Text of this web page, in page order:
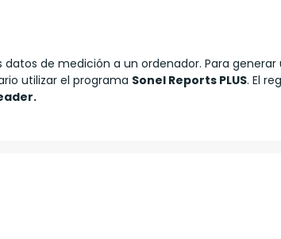
de medición a un ordenador. Para
utilizar el programa Sonel Reports PLUS. El